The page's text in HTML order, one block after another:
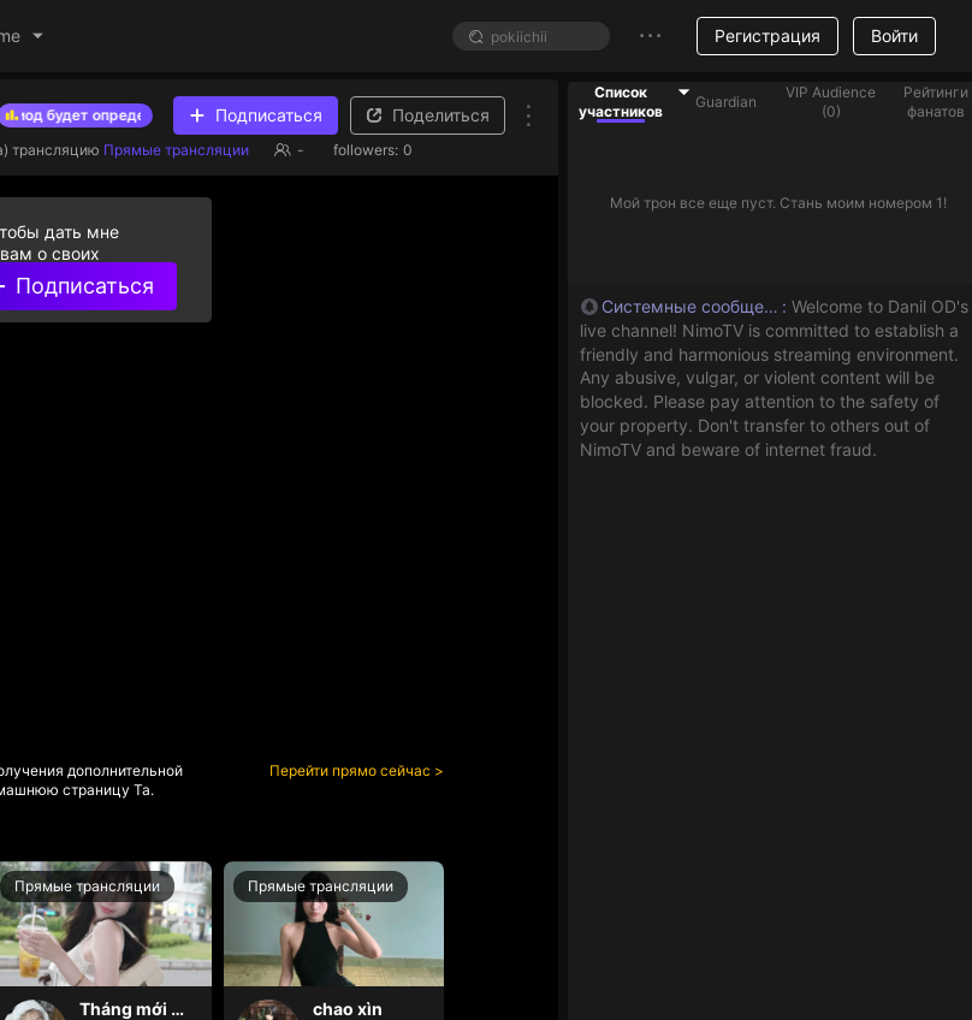
Регистрация Войти
--
будет определен в ближайшее время. Список часов на этот период будет определен в ближайшее время.
Подписаться Поделиться
трансляцию Прямые трансляции - followers: 0
дополнительной
страницу Та.
Перейти прямо сейчас
Прямые трансляции
Tháng mới may mắn nhoa🍀🍀
Прямые трансляции
chao xìn
дать мне
о своих
Подписаться
Список
участников
Guardian
VIP Audience
(0)
Рейтинги
фанатов
Мой трон все еще пуст. Стань моим номером 1!
: Welcome to Danil OD's
live channel! NimoTV is committed to establish a
friendly and harmonious streaming environment.
Any abusive, vulgar, or violent content will be
blocked. Please pay attention to the safety of
your property. Don't transfer to others out of
NimoTV and beware of internet fraud.